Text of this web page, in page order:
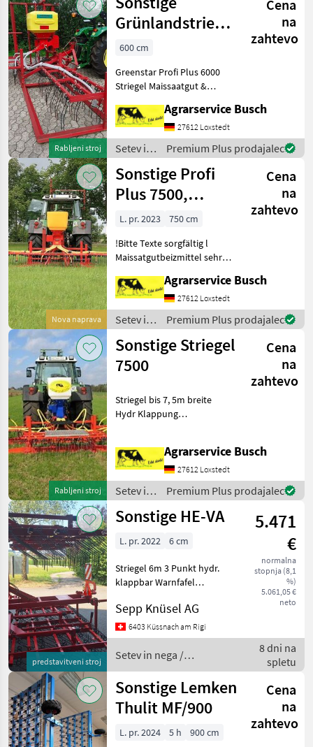
Sonstige
Rabljeni stroj
Grünlandstriegel
Grünlandstrigel
600cm Arbeitsbr
Cena
na
zahtevo
600 cm
Greenstar Profi Plus 6000
Striegel Maissaatgut &
gute Wirksamkeit gegen
Vogelfraß. Fibl gelistet siehe
nkssr formel+ ist die
Informationsse
Agrarservice Busch
27612 Loxstedt
Setev in
nega /
Sonstige
Premium Plus prodajalec
Nova naprava
Sonstige Profi
Plus 7500,
Grünlandstriegel
Cena
na
zahtevo
L. pr. 2023
750 cm
!Bitte Texte sorgfältig l
Maissatgutbeizmittel sehr
Vogelfraß.Fibl gelistet siehe
nkssr formel+ ist die
informationsseite nkssr de
Für alle Bi
Agrarservice Busch
27612 Loxstedt
Setev in
nega /
Sonstige
Premium Plus prodajalec
Rabljeni stroj
Sonstige Striegel
7500
Cena
na
zahtevo
Striegel bis 7, 5m breite
Hydr Klappung
Maulwurfshaufen
einebnung Gerät ist
neu.Neupreis auf Anfrage
zum Hammerpreis.Me
Agrarservice Busch
27612 Loxstedt
Setev in
nega /
Sonstige
Premium Plus prodajalec
predstavitveni stroj
Sonstige HE-VA
5.471
€
normalna
stopnja (8,1
%)
5.061,05 €
neto
L. pr. 2022 6 cm
Striegel 6m 3 Punkt hydr.
klappbar Warnfafel
Česala
Sepp Knüsel AG
6403 Küssnach am Rigi
Setev in nega /
Sonstige
8 dni na
spletu
Sonstige Lemken
Thulit MF/900
Cena
na
zahtevo
L. pr. 2024 5 h
900 cm